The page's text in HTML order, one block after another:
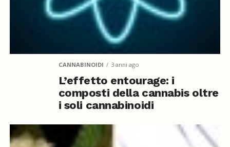
CANNABINOIDI 3 anni ago
L’effetto entourage: i
composti della cannabis oltre
i soli cannabinoidi